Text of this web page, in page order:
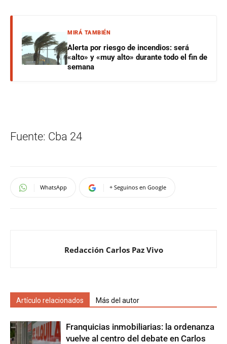
MIRÁ TAMBIÉN
Alerta por riesgo de incendios: será
«alto» y «muy alto» durante todo el fin de
semana
Fuente: Cba 24
WhatsApp + Seguinos en Google
Redacción Carlos Paz Vivo
Artículo relacionados Más del autor
Franquicias inmobiliarias: la ordenanza
vuelve al centro del debate en Carlos